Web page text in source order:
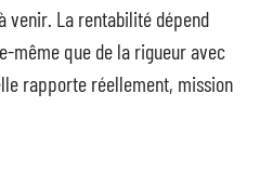
venir. La rentabilité dépend
même que de la rigueur avec
rapporte réellement, mission